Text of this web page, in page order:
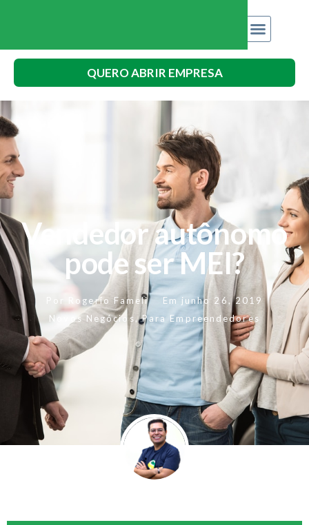
QUERO ABRIR EMPRESA
Vendedor autônomo
pode ser MEI?
Por Rogerio Fameli Em junho 26, 2019
Novos Negócios,Para Empreendedores